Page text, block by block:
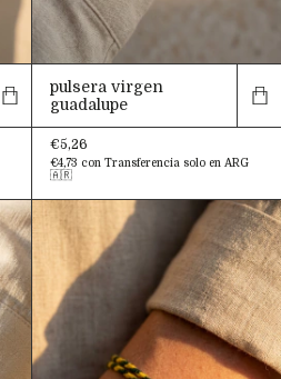
pulsera virgen
guadalupe
€5,26
€4,73 con Transferencia solo en ARG
🇦🇷